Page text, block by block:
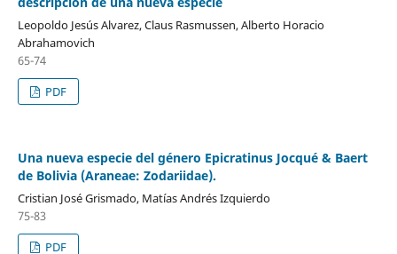
Leopoldo Jesús Alvarez, Claus Rasmussen, Alberto Horacio
Abrahamovich
65-74
PDF
Una nueva especie del género Epicratinus Jocqué & Baert
de Bolivia (Araneae: Zodariidae).
Cristian José Grismado, Matías Andrés Izquierdo
75-83
PDF